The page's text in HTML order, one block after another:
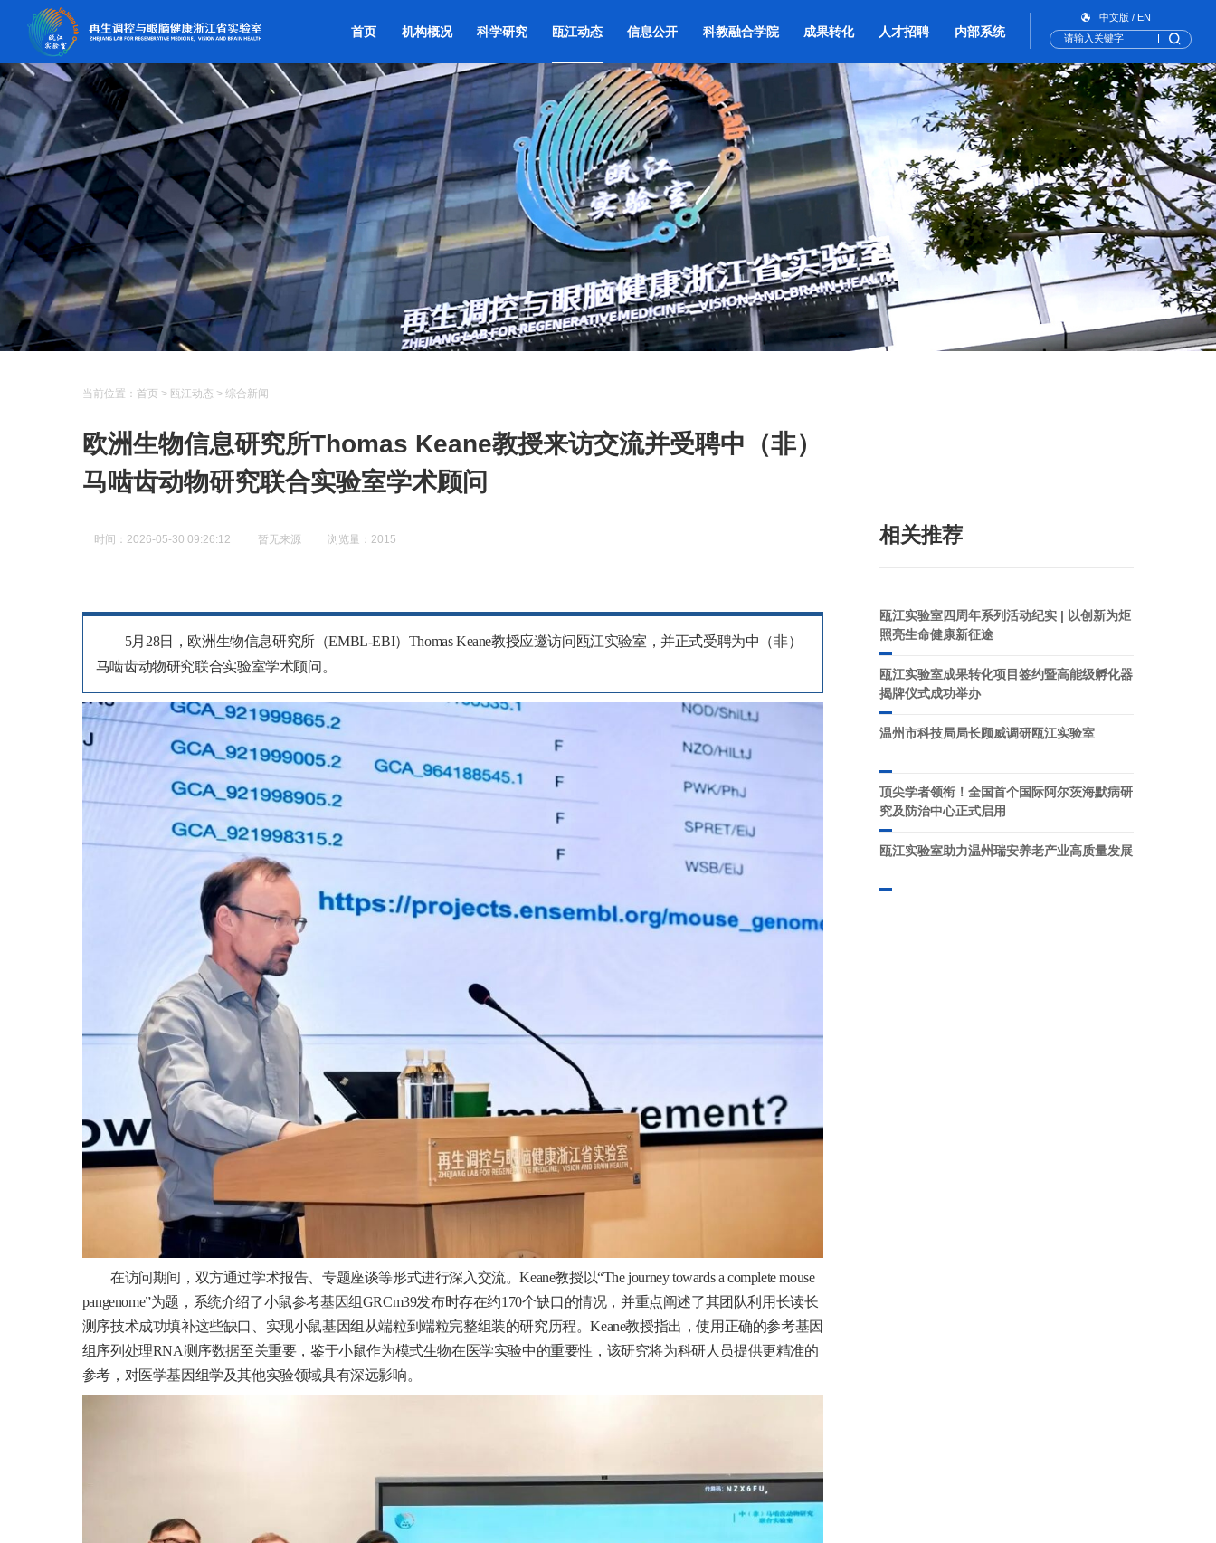
中文版 / EN
首页 机构概况 科学研究 瓯江动态 信息公开 科教融合学院 成果转化 人才招聘 内部系统
当前位置： 首页 > 瓯江动态 > 综合新闻
欧洲生物信息研究所Thomas Keane教授来访交流并受聘中（非）
马啮齿动物研究联合实验室学术顾问
时间：2026-05-30 09:26:12 暂无来源 浏览量：2015
5月28日，欧洲生物信息研究所（EMBL-EBI）Thomas Keane教授应邀访问瓯江实验室，并正式受聘为中（非）
马啮齿动物研究联合实验室学术顾问。
在访问期间，双方通过学术报告、专题座谈等形式进行深入交流。Keane教授以“The journey towards a complete mouse
pangenome”为题，系统介绍了小鼠参考基因组GRCm39发布时存在约170个缺口的情况，并重点阐述了其团队利用长读长
测序技术成功填补这些缺口、实现小鼠基因组从端粒到端粒完整组装的研究历程。Keane教授指出，使用正确的参考基因
组序列处理RNA测序数据至关重要，鉴于小鼠作为模式生物在医学实验中的重要性，该研究将为科研人员提供更精准的
参考，对医学基因组学及其他实验领域具有深远影响。
相关推荐
瓯江实验室四周年系列活动纪实 | 以创新为炬
照亮生命健康新征途
瓯江实验室成果转化项目签约暨高能级孵化器
揭牌仪式成功举办
温州市科技局局长顾威调研瓯江实验室
顶尖学者领衔！全国首个国际阿尔茨海默病研
究及防治中心正式启用
瓯江实验室助力温州瑞安养老产业高质量发展